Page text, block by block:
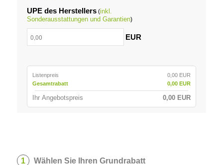
UPE des Herstellers(inkl.
Sonderausstattungen und Garantien)
EUR
Listenpreis
0,00 EUR
Gesamtrabatt
0,00 EUR
Ihr Angebotspreis 0,00 EUR
1 Wählen Sie Ihren Grundrabatt